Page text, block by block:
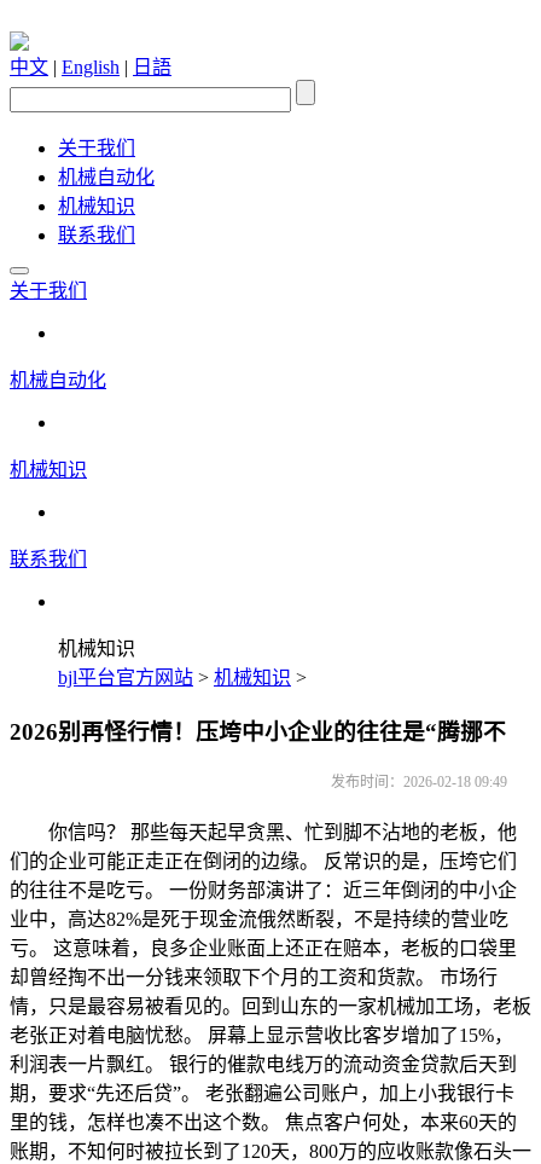
中文 | English | 日語
关于我们
机械自动化
机械知识
联系我们
关于我们
机械自动化
机械知识
联系我们
机械知识
bjl平台官方网站 > 机械知识 >
2026别再怪行情！压垮中小企业的往往是“腾挪不
发布时间：2026-02-18 09:49
你信吗？ 那些每天起早贪黑、忙到脚不沾地的老板，他
们的企业可能正走正在倒闭的边缘。 反常识的是，压垮它们
的往往不是吃亏。 一份财务部演讲了：近三年倒闭的中小企
业中，高达82%是死于现金流俄然断裂，不是持续的营业吃
亏。 这意味着，良多企业账面上还正在赔本，老板的口袋里
却曾经掏不出一分钱来领取下个月的工资和货款。 市场行
情，只是最容易被看见的。回到山东的一家机械加工场，老板
老张正对着电脑忧愁。 屏幕上显示营收比客岁增加了15%，
利润表一片飘红。 银行的催款电线万的流动资金贷款后天到
期，要求“先还后贷”。 老张翻遍公司账户，加上小我银行卡
里的钱，怎样也凑不出这个数。 焦点客户何处，本来60天的
账期，不知何时被拉长到了120天，800万的应收账款像石头一